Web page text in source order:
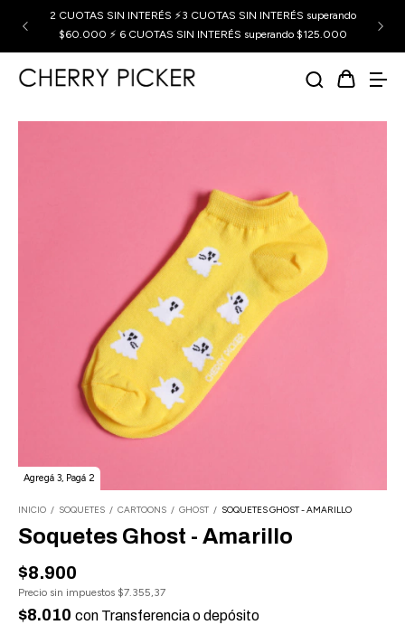
2 CUOTAS SIN INTERÉS ⚡3 CUOTAS SIN INTERÉS superando
$60.000 ⚡ 6 CUOTAS SIN INTERÉS superando $125.000
Agregá 3, Pagá 2
INICIO / SOQUETES / CARTOONS / GHOST / SOQUETES GHOST - AMARILLO
Soquetes Ghost - Amarillo
$8.900
Precio sin impuestos $7.355,37
$8.010 con Transferencia o depósito